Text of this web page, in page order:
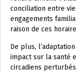
conciliation entre
engagements
raison de ces
De plus,
impact sur la santé
circadiens